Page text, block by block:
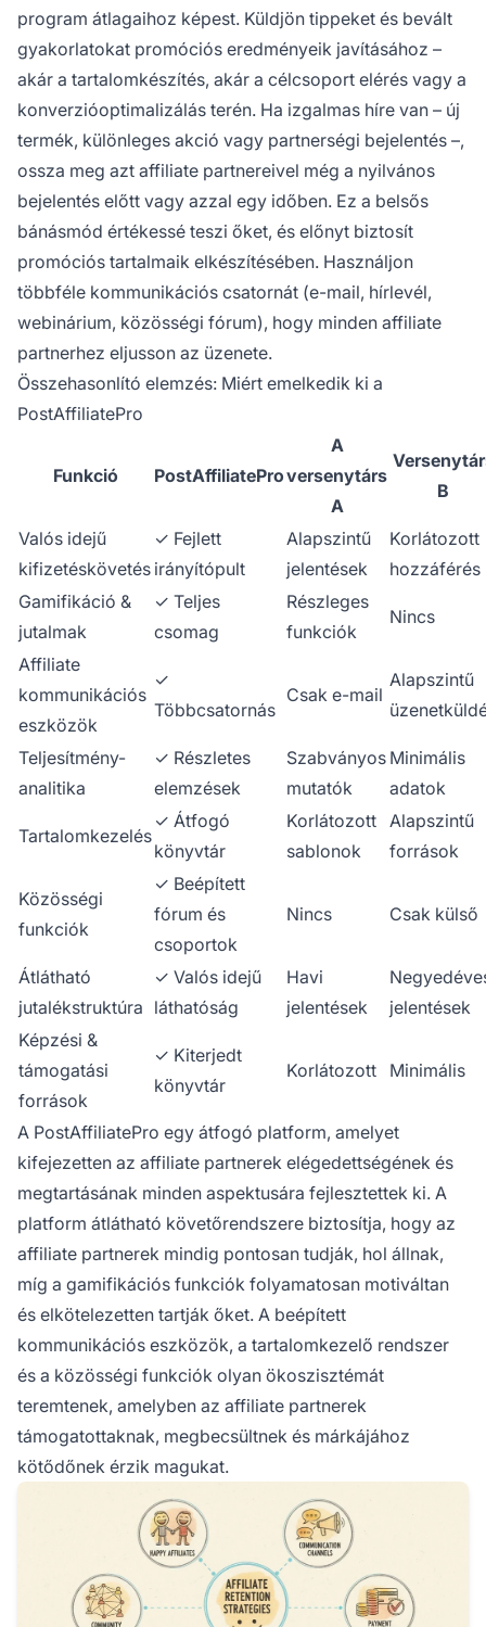
program átlagaihoz képest. Küldjön tippeket és bevált
gyakorlatokat promóciós eredményeik javításához –
akár a tartalomkészítés, akár a célcsoport elérés vagy a
konverzióoptimalizálás terén. Ha izgalmas híre van – új
termék, különleges akció vagy partnerségi bejelentés –,
ossza meg azt affiliate partnereivel még a nyilvános
bejelentés előtt vagy azzal egy időben. Ez a belsős
bánásmód értékessé teszi őket, és előnyt biztosít
promóciós tartalmaik elkészítésében. Használjon
többféle kommunikációs csatornát (e-mail, hírlevél,
webinárium, közösségi fórum), hogy minden affiliate
partnerhez eljusson az üzenete.
Összehasonlító elemzés: Miért emelkedik ki a
PostAffiliatePro
Funkció PostAffiliatePro
A
versenytárs
A
B
Valós idejű
kifizetéskövetés
✓ Fejlett
irányítópult
Alapszintű
jelentések
Korlátozott
hozzáférés
Gamifikáció &
jutalmak
✓ Teljes
csomag
Részleges
funkciók
Nincs
Affiliate
kommunikációs
eszközök
✓
Többcsatornás
Csak e-mail
Alapszintű
Teljesítmény-
analitika
✓ Részletes
elemzések
Szabványos
mutatók
Minimális
adatok
Tartalomkezelés
✓ Átfogó
könyvtár
Korlátozott
sablonok
Alapszintű
források
Közösségi
funkciók
✓ Beépített
fórum és
csoportok
Nincs Csak külső
Átlátható
jutalékstruktúra
✓ Valós idejű
láthatóság
Havi
jelentések
jelentések
Képzési &
támogatási
források
✓ Kiterjedt
könyvtár
Korlátozott Minimális
A PostAffiliatePro egy átfogó platform, amelyet
kifejezetten az affiliate partnerek elégedettségének és
megtartásának minden aspektusára fejlesztettek ki. A
platform átlátható követőrendszere biztosítja, hogy az
affiliate partnerek mindig pontosan tudják, hol állnak,
míg a gamifikációs funkciók folyamatosan motiváltan
és elkötelezetten tartják őket. A beépített
kommunikációs eszközök, a tartalomkezelő rendszer
és a közösségi funkciók olyan ökoszisztémát
teremtenek, amelyben az affiliate partnerek
támogatottaknak, megbecsültnek és márkájához
kötődőnek érzik magukat.